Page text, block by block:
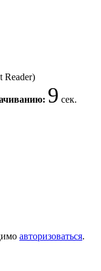
Reader)
9 сек.
авторизоваться.